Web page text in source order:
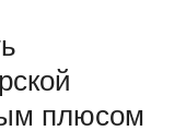
плюсом